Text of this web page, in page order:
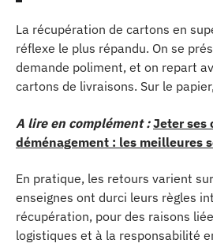
La récupération de cartons en
réflexe le plus répandu. On se
demande poliment, et on repart
cartons de livraisons. Sur le
A lire en complément : Jeter ses
déménagement : les meilleures
En pratique, les retours varient
enseignes ont durci leurs règles
récupération, pour des raisons
logistiques et à la responsabilité